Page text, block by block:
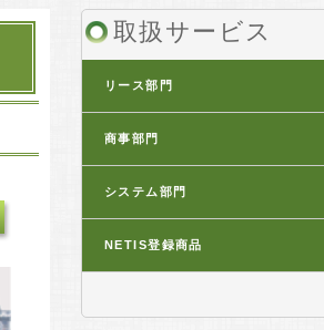
取扱サービス
リース部門
商事部門
システム部門
NETIS登録商品